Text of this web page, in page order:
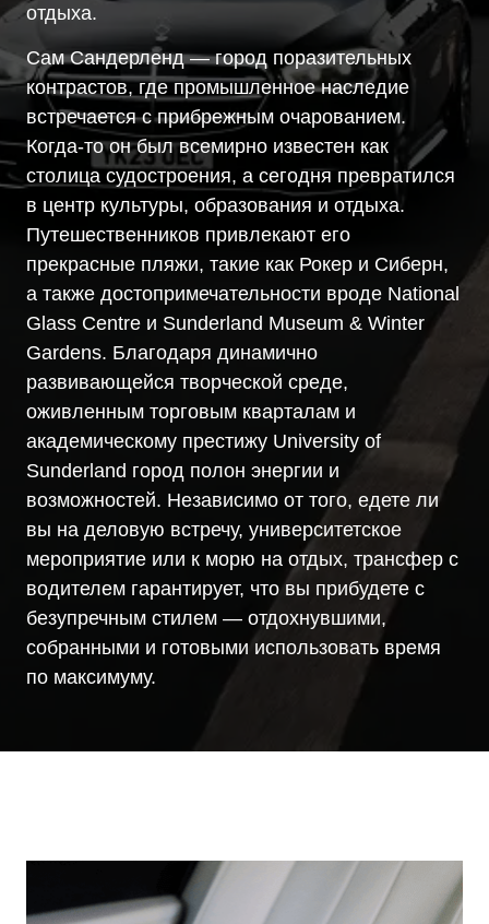
отдыха.
Сам Сандерленд — город поразительных
контрастов, где промышленное наследие
встречается с прибрежным очарованием.
Когда-то он был всемирно известен как
столица судостроения, а сегодня превратился
в центр культуры, образования и отдыха.
Путешественников привлекают его
прекрасные пляжи, такие как Рокер и Сиберн,
а также достопримечательности вроде National
Glass Centre и Sunderland Museum & Winter
Gardens. Благодаря динамично
развивающейся творческой среде,
оживленным торговым кварталам и
академическому престижу University of
Sunderland город полон энергии и
возможностей. Независимо от того, едете ли
вы на деловую встречу, университетское
мероприятие или к морю на отдых, трансфер с
водителем гарантирует, что вы прибудете с
безупречным стилем — отдохнувшими,
собранными и готовыми использовать время
по максимуму.